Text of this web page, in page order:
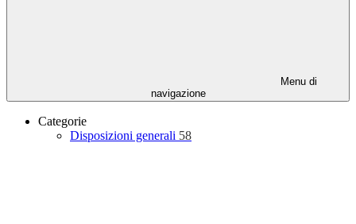
Menu di
navigazione
Categorie
Disposizioni generali 58